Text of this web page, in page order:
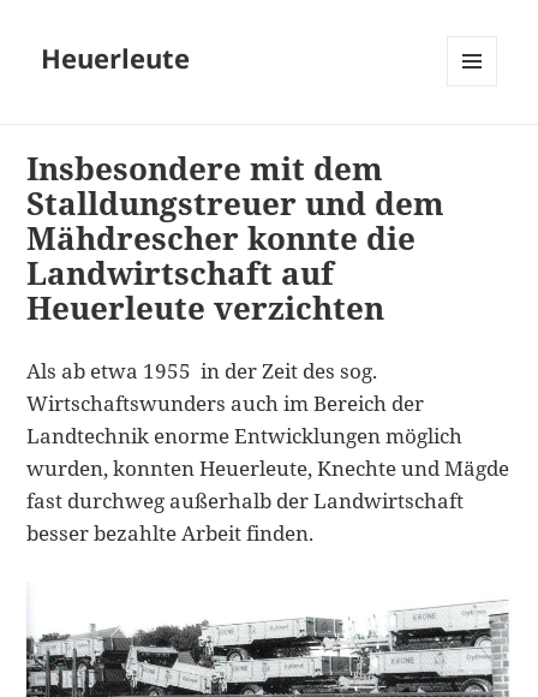
Heuerleute
Insbesondere mit dem
Stalldungstreuer und dem
Mähdrescher konnte die
Landwirtschaft auf
Heuerleute verzichten
Als ab etwa 1955 in der Zeit des sog.
Wirtschaftswunders auch im Bereich der
Landtechnik enorme Entwicklungen möglich
wurden, konnten Heuerleute, Knechte und Mägde
fast durchweg außerhalb der Landwirtschaft
besser bezahlte Arbeit finden.